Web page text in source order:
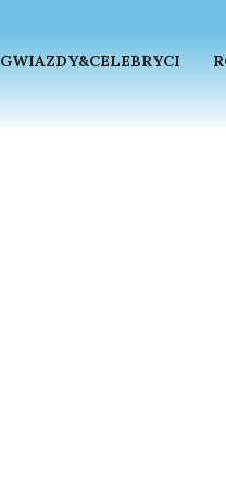
GWIAZDY&CELEBRYCI